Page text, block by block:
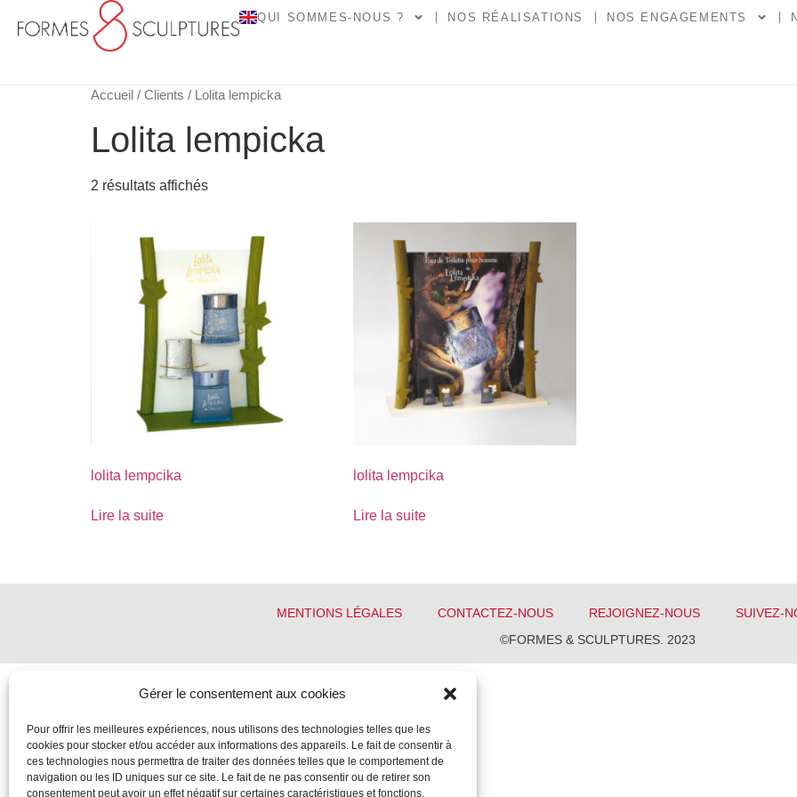
Gérer le consentement aux cookies
Pour offrir les meilleures expériences, nous utilisons des technologies telles que les
cookies pour stocker et/ou accéder aux informations des appareils. Le fait de consentir à
ces technologies nous permettra de traiter des données telles que le comportement de
navigation ou les ID uniques sur ce site. Le fait de ne pas consentir ou de retirer son
consentement peut avoir un effet négatif sur certaines caractéristiques et fonctions.
QUI SOMMES-NOUS ? NOS RÉALISATIONS NOS ENGAGEMENTS
Accueil / Clients / Lolita lempicka
Lolita lempicka
2 résultats affichés
lolita lempcika
Lire la suite
lolita lempcika
Lire la suite
MENTIONS LÉGALES CONTACTEZ-NOUS REJOIGNEZ-NOUS
SUIVEZ-
©FORMES & SCULPTURES. 2023